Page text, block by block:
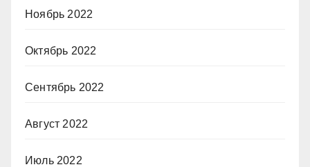
Ноябрь 2022
Октябрь 2022
Сентябрь 2022
Август 2022
Июль 2022